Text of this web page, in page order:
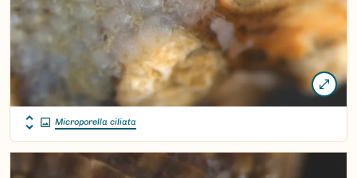
Microporella ciliata